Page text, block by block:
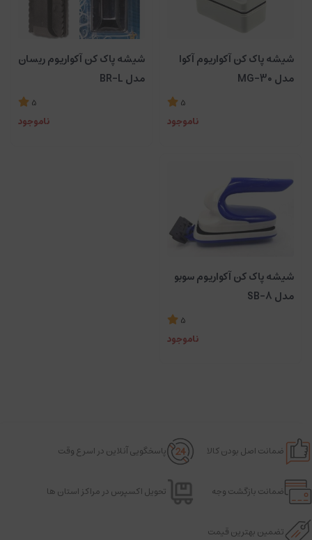
شیشه پاک کن آکواریوم آکوا
مدل MG-30
5
ناموجود
شیشه پاک کن آکواریوم ریسان
مدل BR-L
5
ناموجود
شیشه پاک کن آکواریوم سوبو
مدل SB-8
5
ناموجود
ضمانت اصل بودن کالا پاسخگویی آنلاین در اسرع وقت
ضمانت بازگشت وجه تحویل اکسپرس در مراکز استان ها
تضمین بهترین قیمت